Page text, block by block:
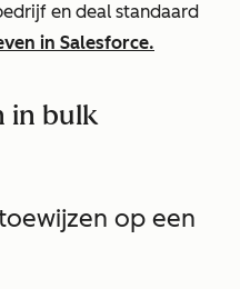
en deal standaard
in Salesforce.
in bulk
op een